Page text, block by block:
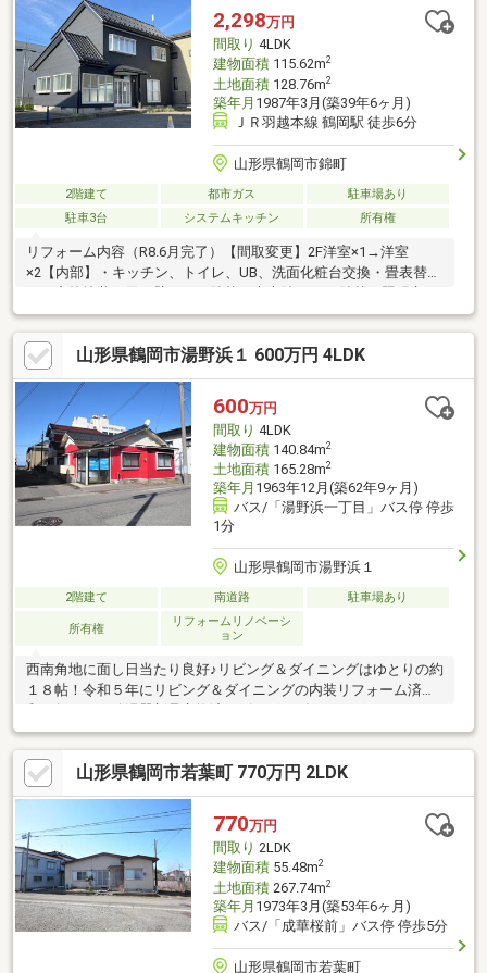
換引き渡しまでにガス給湯器・ガスコンロ新品設置予定♪
2,298万円
間取り 4LDK
建物面積115.62m2
土地面積128.76m2
築年月 1987年3月(築39年6ヶ月)
ＪＲ羽越本線 鶴岡駅 徒歩6分
山形県鶴岡市錦町
2階建て 都市ガス
駐車場あり
駐車3台
システムキッチン 所有権
リフォーム内容（R8.6月完了）【間取変更】2F洋室×1→洋室
×2【内部】・キッチン、トイレ、UB、洗面化粧台交換・畳表替
換・エアコンコンセント増設・TVドアホン設置・カギ交換・雨漏
り点検・ハウスクリーニング…他【外部】・外壁全面上貼・網戸
交換・破風、軒天、雨樋塗装・瓦点検・玄関ポーチ交換…他※仲介
業者を通しての取引になります。※都市ガス対応の給湯器とコン
ロはお引渡時に当方負担にて設置致します。※R8固都税：約32
400円※都市ガス 上水道 下水道接続済み
山形県鶴岡市湯野浜１ 600万円 4LDK
600万円
間取り 4LDK
建物面積140.84m2
土地面積165.28m2
築年月 1963年12月(築62年9ヶ月)
バス/「湯野浜一丁目」バス停 停歩
1分
山形県鶴岡市湯野浜１
2階建て 南道路 駐車場あり
所有権
リフォームリノベーシ
ョン
西南角地に面し日当たり良好♪リビング＆ダイニングはゆとりの約
１８帖！令和５年にリビング＆ダイニングの内装リフォーム済令
１台完備♪海のレジャーを満喫されたい方や別荘をお探しの方に嬉
しい湯野浜海岸までアクセス良好の住まい！■周辺環境・ファミ
リーマート鶴岡湯野浜店まで徒歩約６分・湯野浜海水浴場まで徒
歩約５分・湯野浜小学校まで徒歩約５分
山形県鶴岡市若葉町 770万円 2LDK
770万円
間取り 2LDK
建物面積55.48m2
土地面積267.74m2
築年月 1973年3月(築53年6ヶ月)
バス/「成華桜前」バス停 停歩5分
山形県鶴岡市若葉町